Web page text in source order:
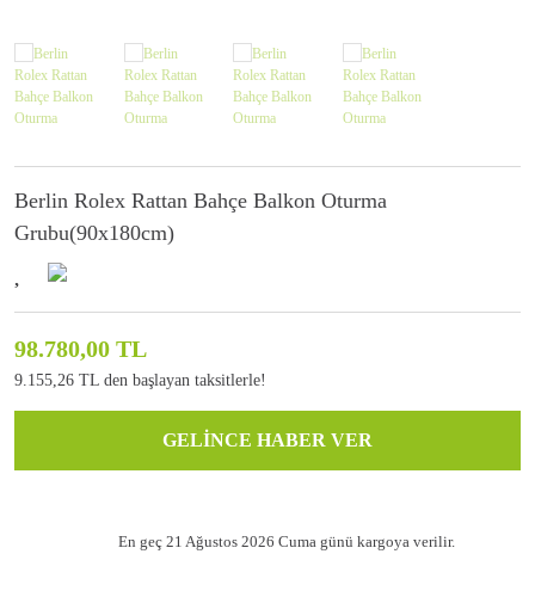
Berlin Rolex Rattan Bahçe Balkon Oturma
Grubu(90x180cm)
98.780,00 TL
9.155,26 TL den başlayan taksitlerle!
GELİNCE HABER VER
En geç 21 Ağustos 2026 Cuma günü kargoya verilir.